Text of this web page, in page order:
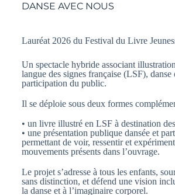
DANSE AVEC NOUS
Lauréat 2026 du Festival du Livre
Un spectacle hybride associant
langue des signes française (LSF), danse
participation du public.
Il se déploie sous deux formes
• un livre illustré en LSF à destination
• une présentation publique dansée et
permettant de voir, ressentir et
mouvements présents dans l’ouvrage.
Le projet s’adresse à tous les enfants,
sans distinction, et défend une vision
la danse et à l’imaginaire corporel.